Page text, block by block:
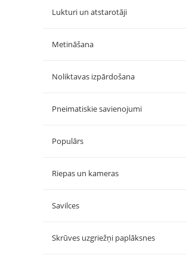
Lukturi un atstarotāji
Metināšana
Noliktavas izpārdošana
Pneimatiskie savienojumi
Populārs
Riepas un kameras
Savilces
Skrūves uzgriežņi paplāksnes